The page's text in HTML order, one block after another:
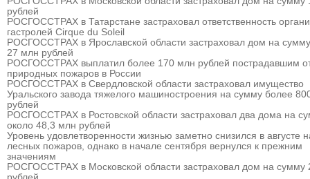
рублей
РОСГОССТРАХ в Татарстане застраховал ответственность
гастролей Cirque du Soleil
РОСГОССТРАХ в Ярославской области застраховал дом на
27 млн рублей
РОСГОССТРАХ выплатил более 170 млн рублей пострадавшим
природных пожаров в России
РОСГОССТРАХ в Свердловской области застраховал имущество
Уральского завода тяжелого машиностроения на сумму более
рублей
РОСГОССТРАХ в Ростовской области застраховал два дома на
около 48,3 млн рублей
Уровень удовлетворенности жизнью заметно снизился в августе
лесных пожаров, однако в начале сентября вернулся к прежним
значениям
РОСГОССТРАХ в Московской области застраховал дом на сумму